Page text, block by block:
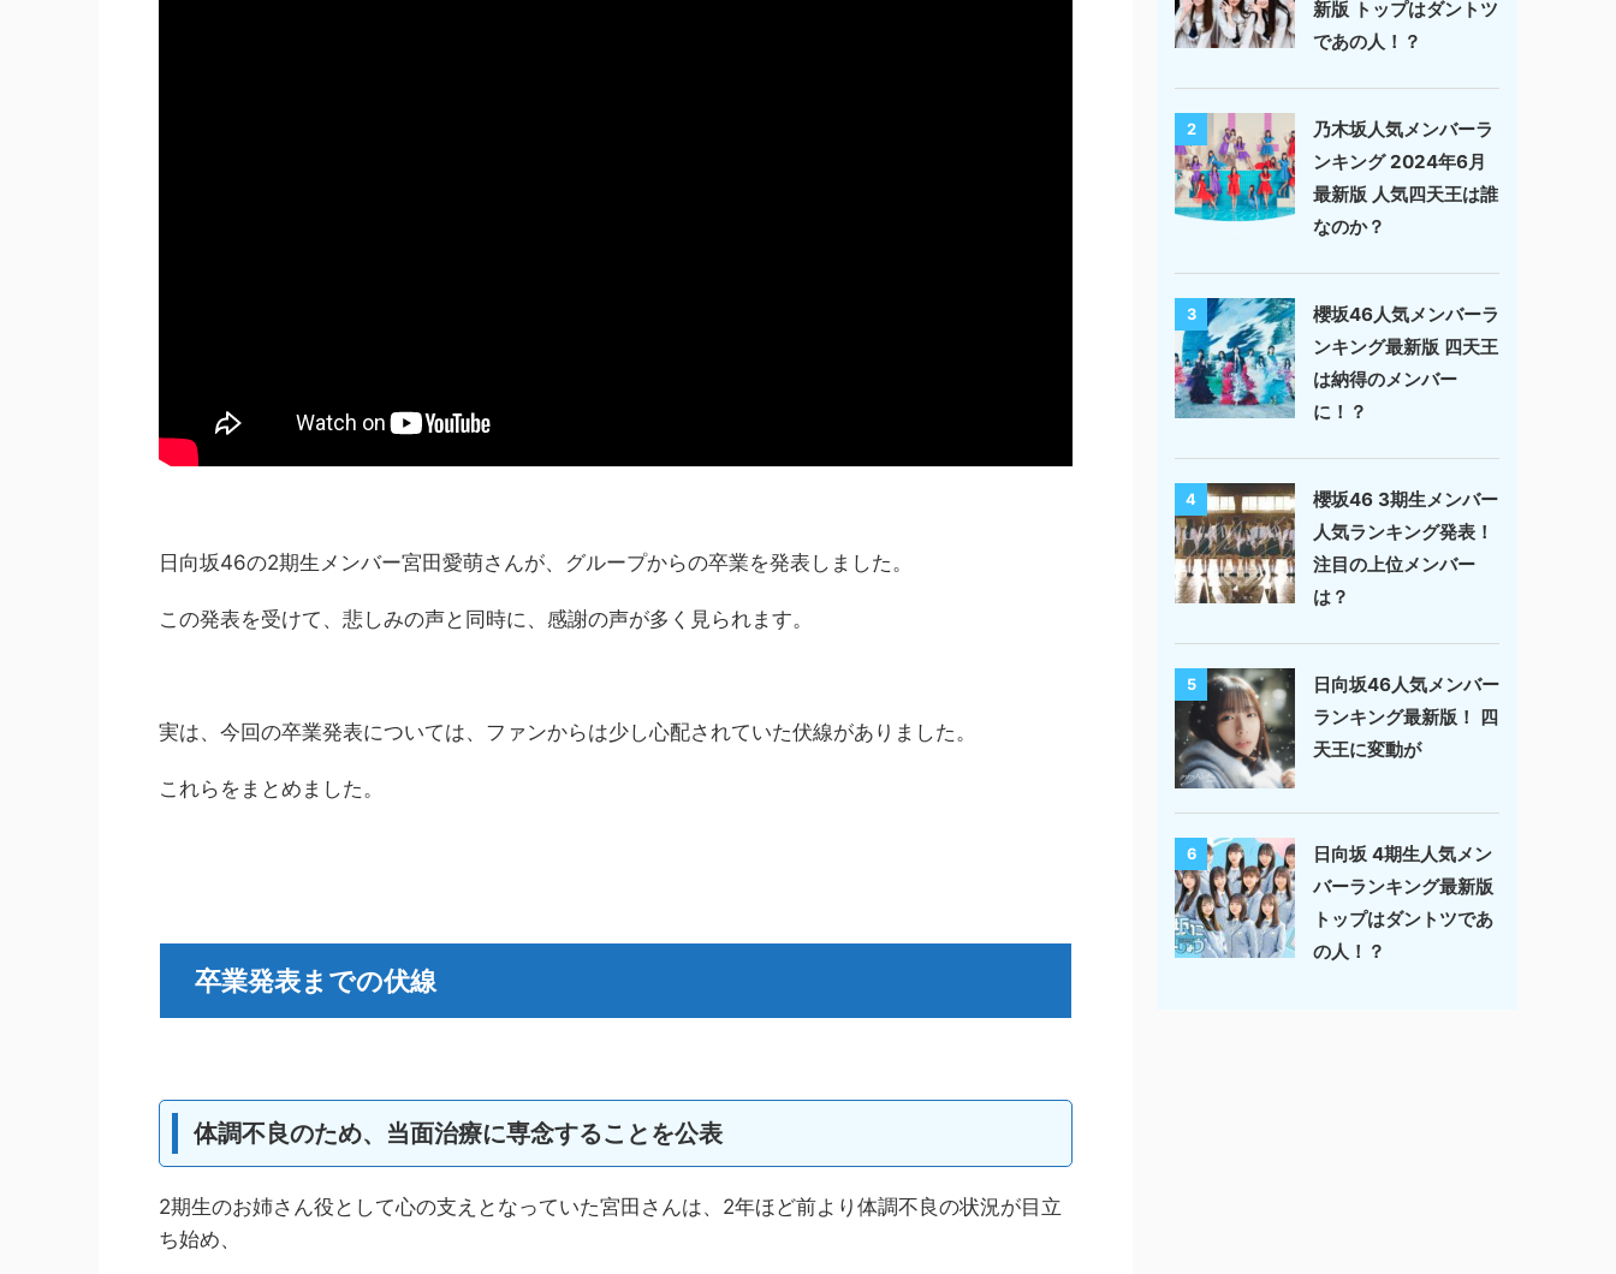
日向坂46の2期生メンバー宮田愛萌さんが、グループからの卒業を発表しました。
この発表を受けて、悲しみの声と同時に、感謝の声が多く見られます。
実は、今回の卒業発表については、ファンからは少し心配されていた伏線がありました。
これらをまとめました。
卒業発表までの伏線
体調不良のため、当面治療に専念することを公表
2期生のお姉さん役として心の支えとなっていた宮田さんは、2年ほど前より体調不良の状況が目立
ち始め、
新版 トップはダントツ
であの人！？
2
乃木坂人気メンバーラ
ンキング 2024年6月
最新版 人気四天王は誰
なのか？
3
櫻坂46人気メンバーラ
ンキング最新版 四天王
は納得のメンバー
に！？
4
櫻坂46 3期生メンバー
人気ランキング発表！
注目の上位メンバー
は？
5
日向坂46人気メンバー
ランキング最新版！ 四
天王に変動が
6
日向坂 4期生人気メン
バーランキング最新版
トップはダントツであ
の人！？